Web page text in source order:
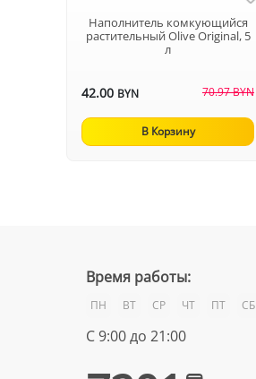
Наполнитель комкующийся
растительный Olive Original, 5
л
42.00 BYN 70.97 BYN
В Корзину
Время работы:
ПН ВТ СР ЧТ ПТ СБ
С 9:00 до 21:00